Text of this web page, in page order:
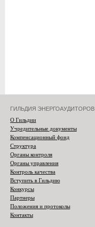
ГИЛЬДИЯ ЭНЕРГОАУДИТОРОВ
О Гильдии
Учредительные документы
Компенсационный фонд
Структура
Органы контроля
Органы управления
Контроль качества
Вступить в Гильдию
Конкурсы
Партнеры
Положения и протоколы
Контакты